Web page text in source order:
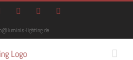
InstagramTwitter YouTube
lighting.de